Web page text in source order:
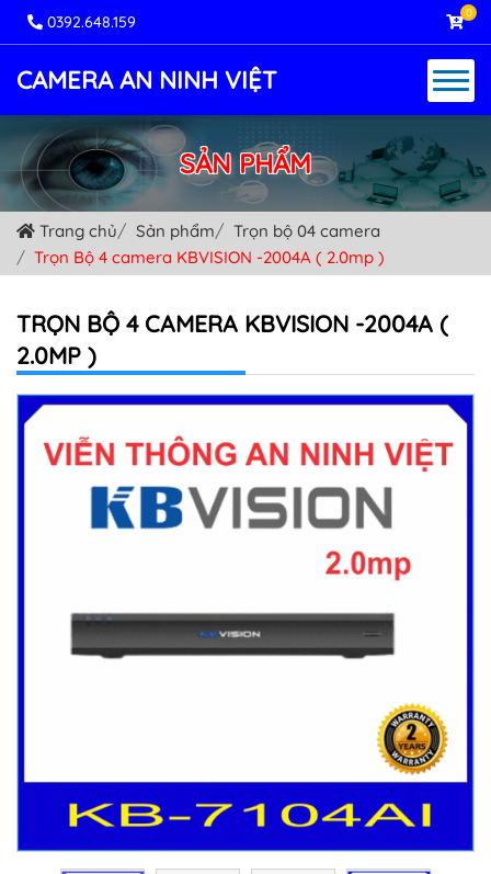
0392.648.159 0
CAMERA AN NINH VIỆT
SẢN PHẨM
Trang chủ Sản phẩm
Trọn bộ 04 camera
Trọn Bộ 4 camera KBVISION -2004A ( 2.0mp )
TRỌN BỘ 4 CAMERA KBVISION -2004A (
2.0MP )